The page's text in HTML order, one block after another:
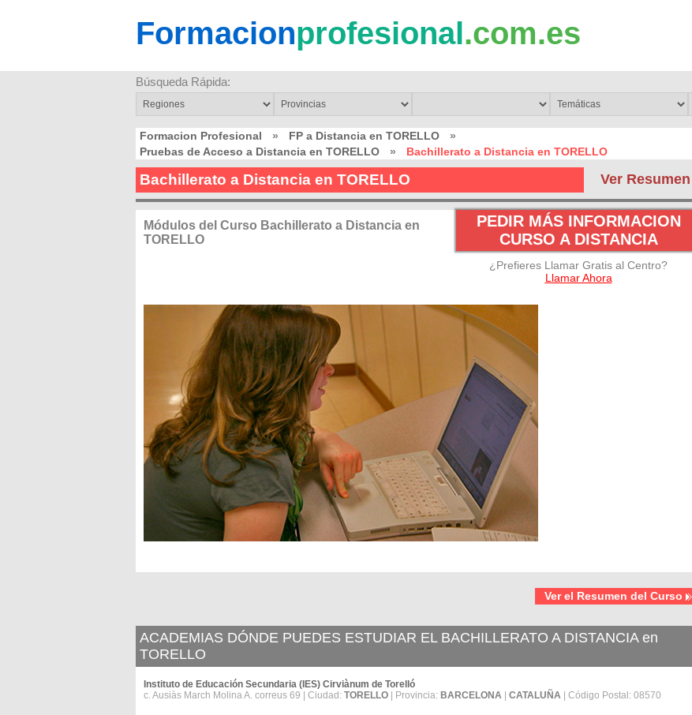
Formacionprofesional.com.es
Búsqueda Rápida:
Formacion Profesional » FP a Distancia en TORELLO
»
Pruebas de Acceso a Distancia en TORELLO
» Bachillerato a Distancia en TORELLO
Ver Resumen
Bachillerato a Distancia en TORELLO
PEDIR MÁS INFORMACION
CURSO A DISTANCIA
¿Prefieres Llamar Gratis al Centro?
Llamar Ahora
Módulos del Curso Bachillerato a Distancia en
TORELLO
Ver el Resumen del Curso
ACADEMIAS DÓNDE PUEDES ESTUDIAR EL BACHILLERATO A DISTANCIA en
TORELLO
Instituto de Educación Secundaria (IES) Cirviànum de Torelló
c. Ausiàs March Molina A. correus 69 | Ciudad: TORELLO | Provincia: BARCELONA CATALUÑA | Código Postal: 08570